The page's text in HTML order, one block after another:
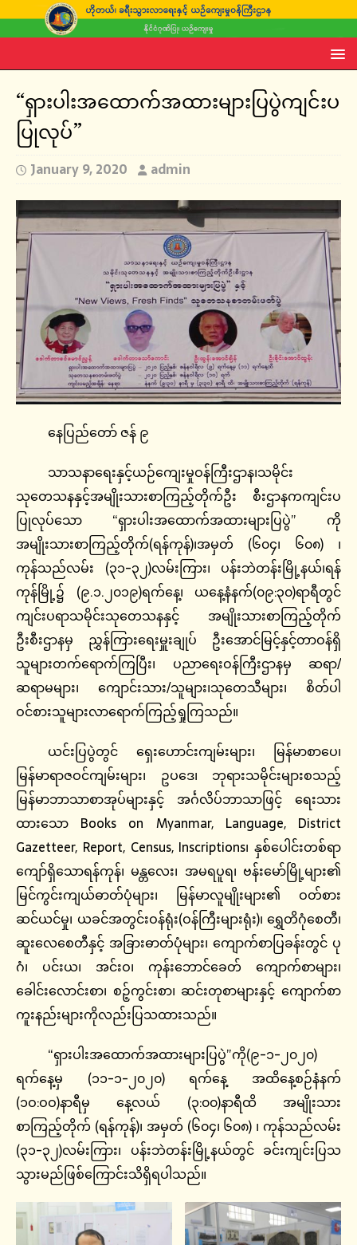
“ရှားပါးအထောက်အထားများပြပွဲကျင်းပ
ပြုလုပ်”
January 9, 2020 admin
နေပြည်တော် ဇန် ၉
သာသနာရေးနှင့်ယဉ်ကျေးမှုဝန်ကြီးဌာန၊သမိုင်း
သုတေသနနှင့်အမျိုးသားစာကြည့်တိုက်ဦး စီးဌာနကကျင်းပ
ပြုလုပ်သော “ရှားပါးအထောက်အထားများပြပွဲ” ကို
အမျိုးသားစာကြည့်တိုက်(ရန်ကုန်)၊အမှတ် (၆၀၄၊ ၆၀၈) ၊
ကုန်သည်လမ်း (၃၁-၃၂)လမ်းကြား၊ ပန်းဘဲတန်းမြို့နယ်၊ရန်
ကုန်မြို့၌ (၉.၁.၂၀၁၉)ရက်နေ့၊ ယနေ့နံနက်(၀၉:၃၀)ရာရီတွင်
ကျင်းပရာသမိုင်းသုတေသနနှင့် အမျိုးသားစာကြည့်တိုက်
ဦးစီးဌာနမှ ညွှန်ကြားရေးမှူးချုပ် ဦးအောင်မြင့်နှင့်တာဝန်ရှိ
သူများတက်ရောက်ကြပြီး၊ ပညာရေးဝန်ကြီးဌာနမှ ဆရာ/
ဆရာမများ၊ ကျောင်းသား/သူများ၊သုတေသီများ၊ စိတ်ပါ
ဝင်စားသူများလာရောက်ကြည့်ရှုကြသည်။
ယင်းပြပွဲတွင် ရှေးဟောင်းကျမ်းများ၊ မြန်မာစာပေ၊
မြန်မာရာဇဝင်ကျမ်းများ၊ ဥပဒေ၊ ဘုရားသမိုင်းများစသည့်
မြန်မာဘာသာစာအုပ်များနှင့် အင်္ဂလိပ်ဘာသာဖြင့် ရေးသား
ထားသော Books on Myanmar, Language, District
Gazetteer, Report, Census, Inscriptions၊ နှစ်ပေါင်းတစ်ရာ
ကျော်ရှိသောရန်ကုန်၊ မန္တလေး၊ အမရပူရ၊ ဗန်းမော်မြို့များ၏
မြင်ကွင်းကျယ်ဓာတ်ပုံများ၊ မြန်မာလူမျိုးများ၏ ဝတ်စား
ဆင်ယင်မှု၊ ယခင်အတွင်းဝန်ရုံး(ဝန်ကြီးများရုံး)၊ ရွှေတိဂုံစေတီ၊
ဆူးလေစေတီနှင့် အခြားဓာတ်ပုံများ၊ ကျောက်စာပြခန်းတွင် ပု
ဂံ၊ ပင်းယ၊ အင်းဝ၊ ကုန်းဘောင်ခေတ် ကျောက်စာများ၊
ခေါင်းလောင်းစာ၊ စဉ့်ကွင်းစာ၊ ဆင်းတုစာများနှင့် ကျောက်စာ
ကူးနည်းများကိုလည်းပြသထားသည်။
“ရှားပါးအထောက်အထားများပြပွဲ”ကို(၉-၁-၂၀၂၀)
ရက်နေ့မှ (၁၁-၁-၂၀၂၀) ရက်နေ့ အထိနေ့စဉ်နံနက်
(၁ဝ:ဝဝ)နာရီမှ နေ့လယ် (၃:၀၀)နာရီထိ အမျိုးသား
စာကြည့်တိုက် (ရန်ကုန်)၊ အမှတ် (၆၀၄၊ ၆၀၈) ၊ ကုန်သည်လမ်း
(၃၁-၃၂)လမ်းကြား၊ ပန်းဘဲတန်းမြို့နယ်တွင် ခင်းကျင်းပြသ
သွားမည်ဖြစ်ကြောင်းသိရှိရပါသည်။